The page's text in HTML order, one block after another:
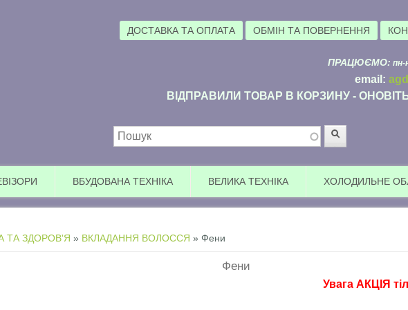
ДОСТАВКА ТА ОПЛАТА ОБМІН ТА ПОВЕРНЕННЯ
ПРАЦЮЄМО: пн-
email:
ВІДПРАВИЛИ ТОВАР В КОРЗИНУ -
Пошукова форма
ВБУДОВАНА ТЕХНІКА ВЕЛИКА ТЕХНІКА ХОЛОДИЛЬНЕ
ТА ЗДОРОВ'Я » ВКЛАДАННЯ ВОЛОССЯ » Фени
Фени
Увага АКЦІЯ